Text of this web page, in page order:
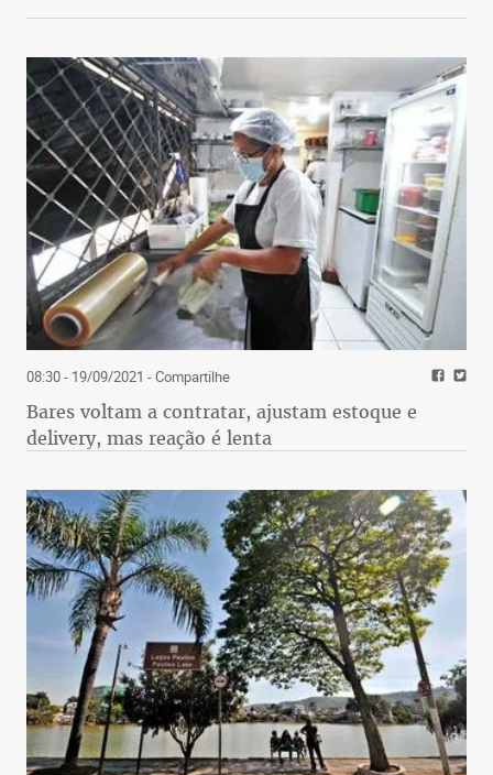
08:30 - 19/09/2021 - Compartilhe
Bares voltam a contratar, ajustam estoque e
delivery, mas reação é lenta